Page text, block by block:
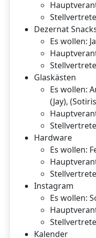
Dezernat
Es wollen:
Glaskästen
Es wollen:
(Jay),
Hardware
Es wollen:
Instagram
Es wollen:
Kalender